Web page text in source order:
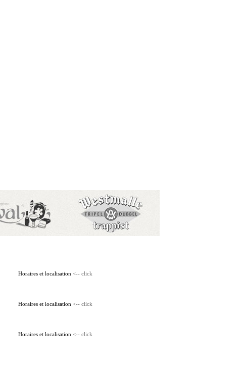
Horaires et localisation <-- click
Horaires et localisation <-- click
Horaires et localisation <-- click